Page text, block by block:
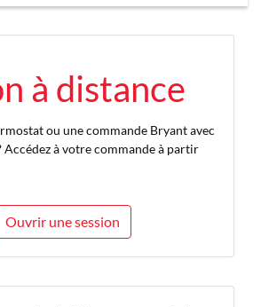
à distance
ou une commande Bryant avec
Accédez à votre commande à partir
Ouvrir une session